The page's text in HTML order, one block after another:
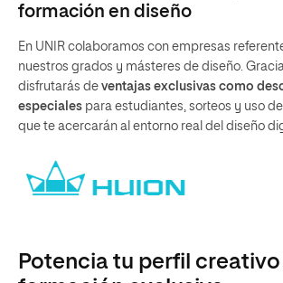
formación en diseño
En UNIR colaboramos con empresas
nuestros grados y másteres de diseño.
disfrutarás de ventajas exclusivas como
especiales para estudiantes, sorteos y uso
que te acercarán al entorno real del diseño
Potencia tu perfil